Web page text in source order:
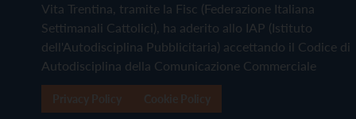
Vita Trentina, tramite la Fisc (Federazione Italiana
Settimanali Cattolici), ha aderito allo IAP (Istituto
dell'Autodisciplina Pubblicitaria) accettando il Codice di
Autodisciplina della Comunicazione Commerciale